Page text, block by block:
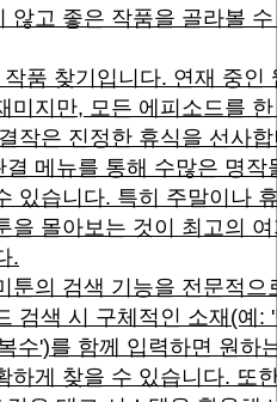
않고 좋은 작품을 골라볼
품 찾기입니다. 연재 중인
미지만, 모든 에피소드를
작은 진정한 휴식을 선사
결 메뉴를 통해 수많은 명작
있습니다. 특히 주말이나
을 몰아보는 것이 최고의
.
툰의 검색 기능을 전문적으
검색 시 구체적인 소재(예:
수')를 함께 입력하면 원하
하게 찾을 수 있습니다. 또